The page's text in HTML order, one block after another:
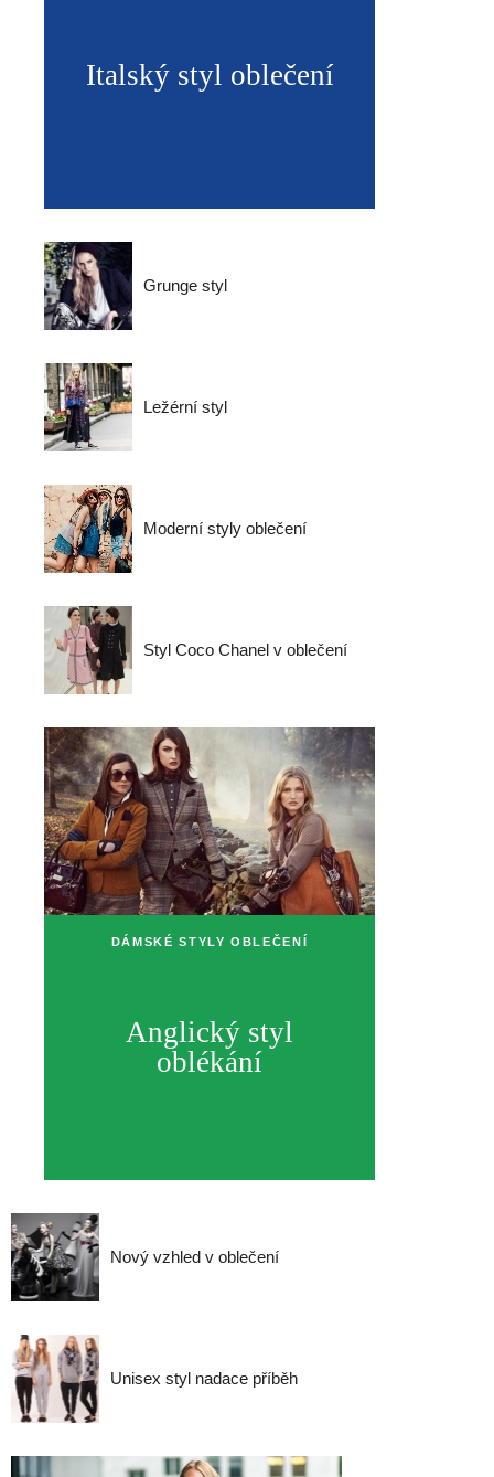
Italský styl oblečení
Grunge styl
Ležérní styl
Moderní styly oblečení
Styl Coco Chanel v oblečení
DÁMSKÉ STYLY OBLEČENÍ
Anglický styl
oblékání
Nový vzhled v oblečení
Unisex styl nadace příběh